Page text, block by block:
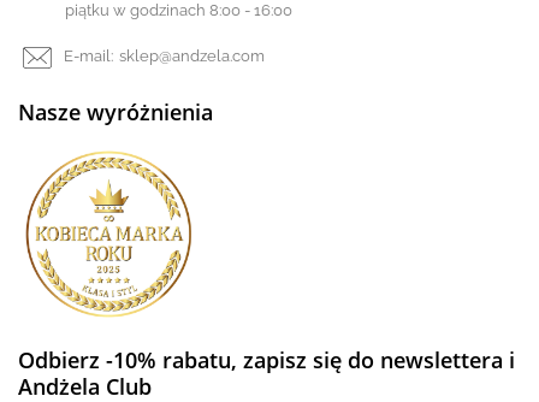
piątku w godzinach 8:00 - 16:00
E-mail: sklep@andzela.com
Nasze wyróżnienia
Odbierz -10% rabatu, zapisz się do newslettera i
Andżela Club